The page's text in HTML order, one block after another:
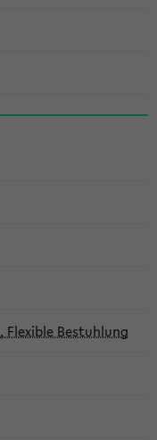
Flexible Bestuhlung